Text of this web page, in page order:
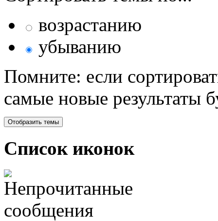
возрастанию
убыванию
Помните: если
самые новые результаты
Список иконок